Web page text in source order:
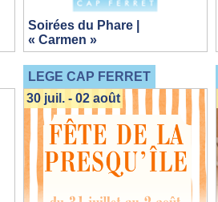
Soirées du Phare |
« Carmen »
LEGE CAP FERRET
30 juil. - 02 août